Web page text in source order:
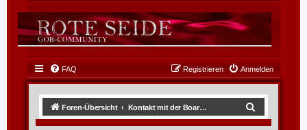
FAQ Anmelden
Registrieren
Foren-Übersicht Kontakt mit der Board-Administration aufnehmen